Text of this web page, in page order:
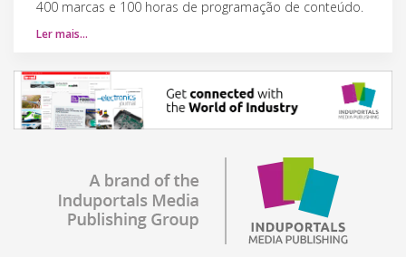
400 marcas e 100 horas de programação de conteúdo.
Ler mais…